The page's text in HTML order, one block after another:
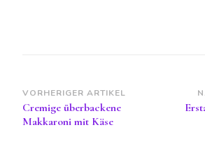
Beitragsnavigation
VORHERIGER ARTIKEL
Cremige überbackene
Makkaroni mit Käse